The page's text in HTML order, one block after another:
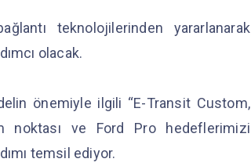
teknolojilerinden yararlanarak
olacak.
önemiyle ilgili “E-Transit Custom,
noktası ve Ford Pro hedeflerimizi
temsil ediyor.